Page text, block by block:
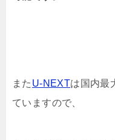
また U-NEXTは国内最
ていますので、